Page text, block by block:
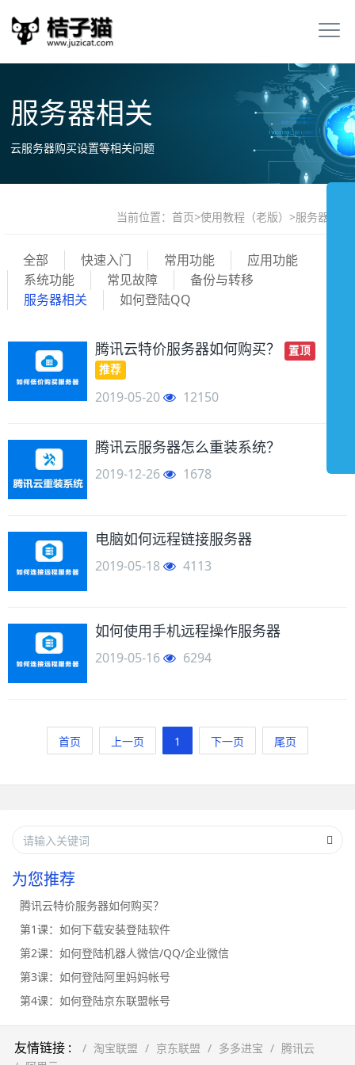
服务器相关
云服务器购买设置等相关问题
当前位置： 首页>使用教程（老版） >服务器相关
全部 快速入门 常用功能
应用功能
系统功能
常见故障
备份与转移
服务器相关
如何登陆QQ
腾讯云特价服务器如何购买？
置顶
推荐
2019-05-20 12150
腾讯云服务器怎么重装系统？
2019-12-26 1678
电脑如何远程链接服务器
2019-05-18 4113
如何使用手机远程操作服务器
2019-05-16 6294
首页 上一页 1 下一页 尾页
为您推荐
腾讯云特价服务器如何购买？
第1课：如何下载安装登陆软件
第2课：如何登陆机器人微信/QQ/企业微信
第3课：如何登陆阿里妈妈帐号
第4课：如何登陆京东联盟帐号
友情链接 : 淘宝联盟 京东联盟 多多进宝
腾讯云